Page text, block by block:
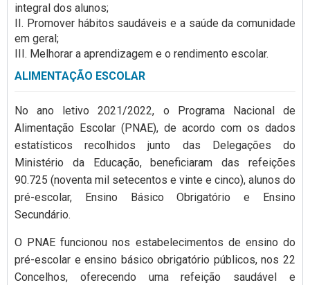
integral dos alunos;
II. Promover hábitos saudáveis e a saúde da comunidade
em geral;
III. Melhorar a aprendizagem e o rendimento escolar.
ALIMENTAÇÃO ESCOLAR
No ano letivo 2021/2022, o Programa Nacional de
Alimentação Escolar (PNAE), de acordo com os dados
estatísticos recolhidos junto das Delegações do
Ministério da Educação, beneficiaram das refeições
90.725 (noventa mil setecentos e vinte e cinco), alunos do
pré-escolar, Ensino Básico Obrigatório e Ensino
Secundário.
O PNAE funcionou nos estabelecimentos de ensino do
pré-escolar e ensino básico obrigatório públicos, nos 22
Concelhos, oferecendo uma refeição saudável e